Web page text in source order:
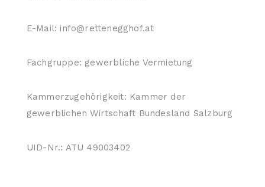
E-Mail: info@rettenegghof.at
Fachgruppe: gewerbliche Vermietung
Kammerzugehörigkeit: Kammer der
gewerblichen Wirtschaft Bundesland Salzburg
UID-Nr.: ATU 49003402